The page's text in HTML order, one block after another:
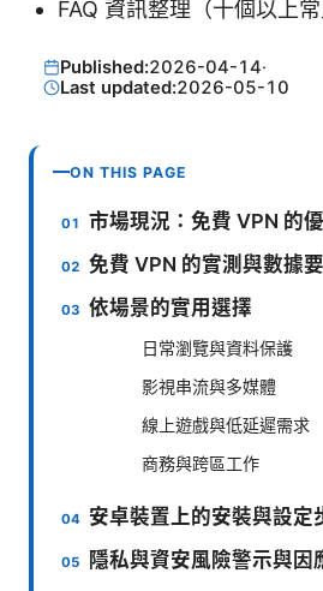
FAQ 資訊整理（十個以上常
Published:2026-04-14·
Last updated:2026-05-10
ON THIS PAGE
市場現況：免費 VPN 的
免費 VPN 的實測與數據
依場景的實用選擇
日常瀏覽與資料保護
影視串流與多媒體
線上遊戲與低延遲需求
商務與跨區工作
安卓裝置上的安裝與設定
隱私與資安風險警示與因